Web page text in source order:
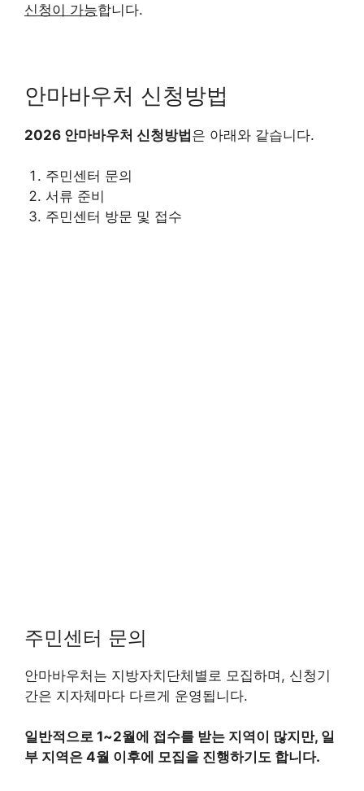
신청이 가능합니다.
안마바우처 신청방법
2026 안마바우처 신청방법은 아래와 같습니다.
주민센터 문의
서류 준비
주민센터 방문 및 접수
주민센터 문의
안마바우처는 지방자치단체별로 모집하며, 신청기
간은 지자체마다 다르게 운영됩니다.
일반적으로 1~2월에 접수를 받는 지역이 많지만, 일
부 지역은 4월 이후에 모집을 진행하기도 합니다.